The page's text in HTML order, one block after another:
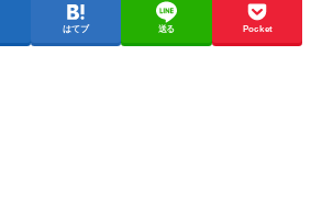
はてブ 送る Pocket